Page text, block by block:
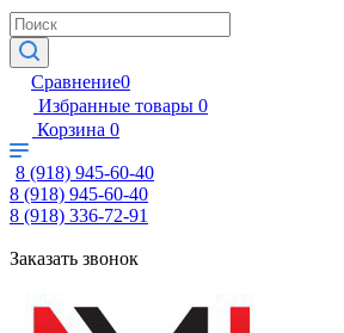
Сравнение0
Избранные товары 0
Корзина 0
8 (918) 945-60-40
8 (918) 945-60-40
8 (918) 336-72-91
Заказать звонок